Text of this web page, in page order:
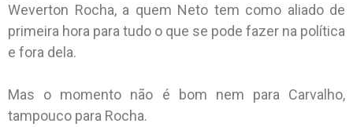
Weverton Rocha, a quem Neto tem como aliado de
primeira hora para tudo o que se pode fazer na política
e fora dela.
Mas o momento não é bom nem para Carvalho,
tampouco para Rocha.